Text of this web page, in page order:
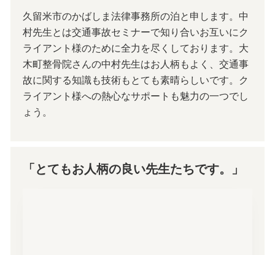
久留米市のかばしま法律事務所の泊と申します。中
村先生とは交通事故セミナーで知り合いお互いにク
ライアント様のために全力を尽くしております。大
木町整骨院さんの中村先生はお人柄もよく、交通事
故に関する知識も技術もとても素晴らしいです。ク
ライアント様への熱心なサポートも魅力の一つでし
ょう。
「とてもお人柄の良い先生たちです。」